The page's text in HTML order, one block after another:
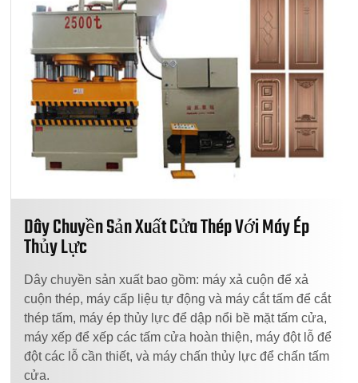
Dây Chuyền Sản Xuất Cửa Thép Với Máy Ép
Thủy Lực
Dây chuyền sản xuất bao gồm: máy xả cuộn để xả
cuộn thép, máy cấp liệu tự động và máy cắt tấm để cắt
thép tấm, máy ép thủy lực để dập nổi bề mặt tấm cửa,
máy xếp để xếp các tấm cửa hoàn thiện, máy đột lỗ để
đột các lỗ cần thiết, và máy chấn thủy lực để chấn tấm
cửa.